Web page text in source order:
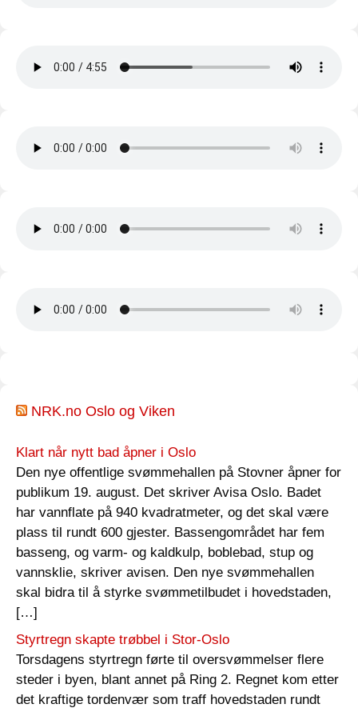
NRK.no Oslo og Viken
Klart når nytt bad åpner i Oslo
Den nye offentlige svømmehallen på Stovner åpner for
publikum 19. august. Det skriver Avisa Oslo. Badet
har vannflate på 940 kvadratmeter, og det skal være
plass til rundt 600 gjester. Bassengområdet har fem
basseng, og varm- og kaldkulp, boblebad, stup og
vannsklie, skriver avisen. Den nye svømmehallen
skal bidra til å styrke svømmetilbudet i hovedstaden,
[…]
Styrtregn skapte trøbbel i Stor-Oslo
Torsdagens styrtregn førte til oversvømmelser flere
steder i byen, blant annet på Ring 2. Regnet kom etter
det kraftige tordenvær som traff hovedstaden rundt